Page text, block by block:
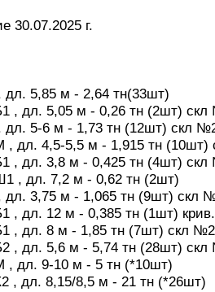
30.07.2025 г.
дл. 5,85 м - 2,64 тн(33шт)
, дл. 5,05 м - 0,26 тн (2шт)
дл. 5-6 м - 1,73 тн (12шт) скл
, дл. 4,5-5,5 м - 1,915 тн
, дл. 3,8 м - 0,425 тн (4шт)
, дл. 7,2 м - 0,62 тн (2шт)
дл. 3,75 м - 1,065 тн (9шт) скл
, дл. 12 м - 0,385 тн (1шт) крив.
, дл. 8 м - 1,85 тн (7шт) скл №2
, дл. 5,6 м - 5,74 тн (28шт)
, дл. 9-10 м - 5 тн (*10шт)
, дл. 8,15/8,5 м - 21 тн (*26шт)